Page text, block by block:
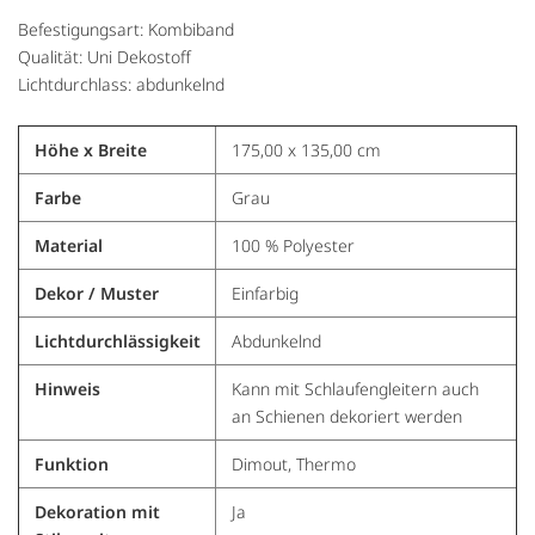
Befestigungsart: Kombiband
Qualität: Uni Dekostoff
Lichtdurchlass: abdunkelnd
Höhe x Breite 175,00 x 135,00 cm
Farbe Grau
Material 100 % Polyester
Dekor / Muster Einfarbig
Lichtdurchlässigkeit Abdunkelnd
Hinweis
Kann mit Schlaufengleitern auch
an Schienen dekoriert werden
Funktion Dimout, Thermo
Dekoration mit
Ja